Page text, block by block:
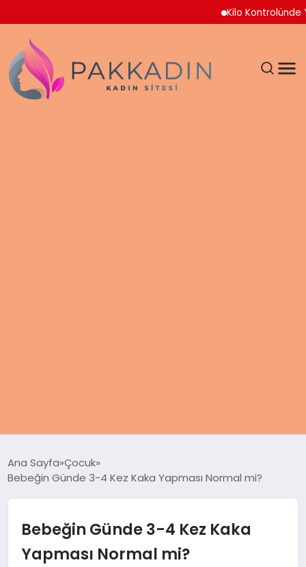
Kilo Kontrolünde
KADIN
SAĞLIK
MAGAZIN
Ana Sayfa Çocuk
Bebeğin Günde 3-4 Kez Kaka Yapması Normal mi?
Bebeğin Günde 3-4 Kez Kaka
Yapması Normal mi?